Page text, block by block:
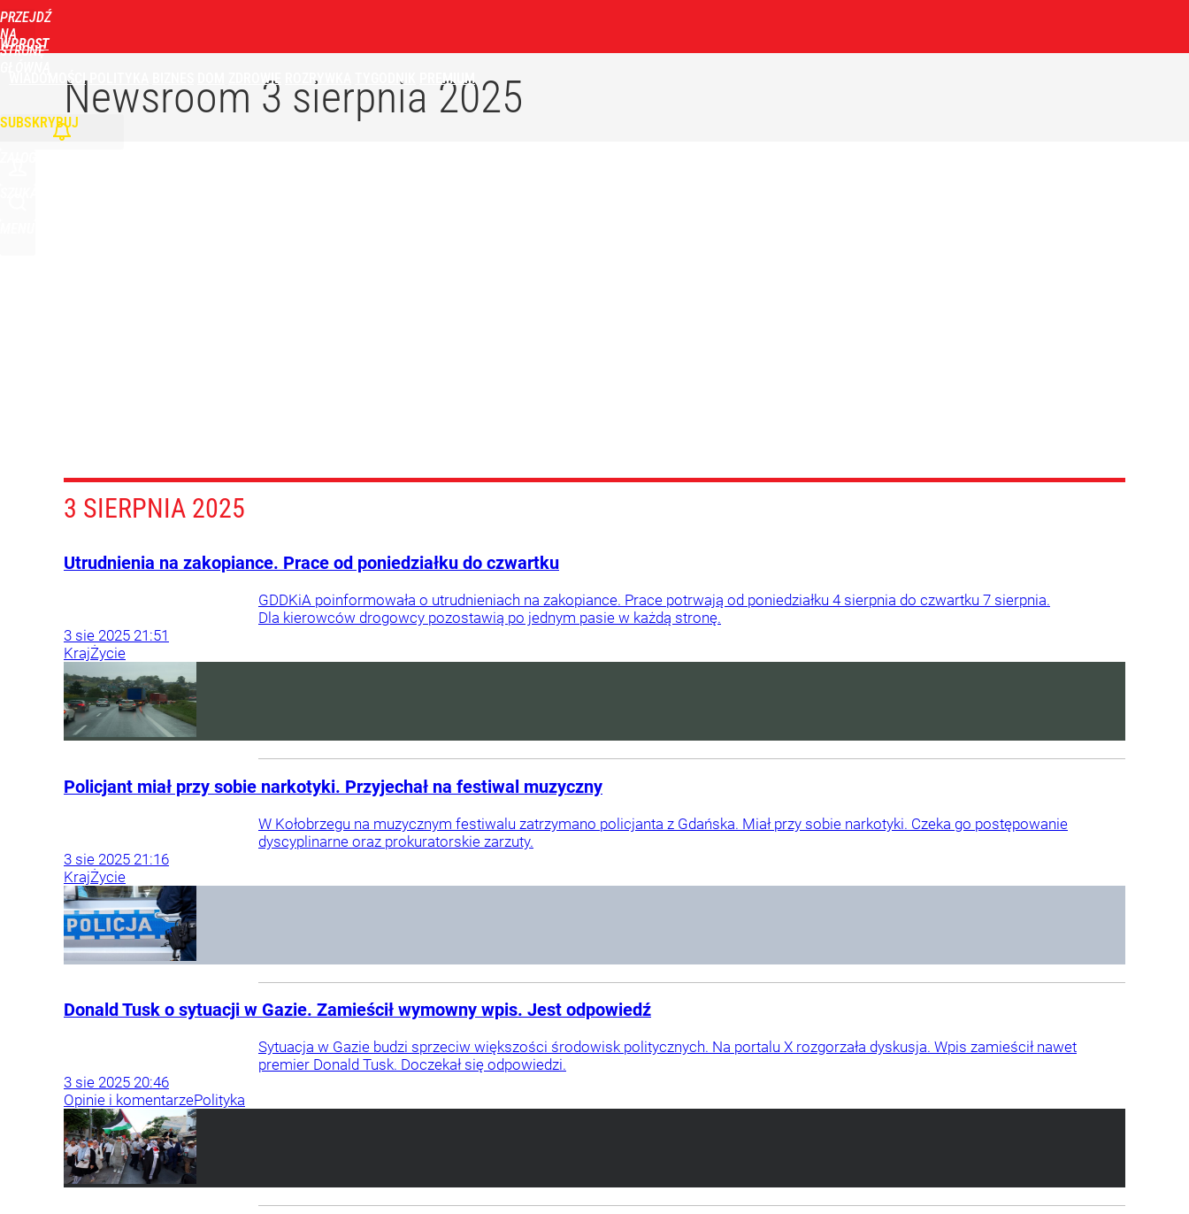
PRZEJDŹ
NA
STRONĘ
WPROST
WIADOMOŚCI ZDROWIE ROZRYWKA TYGODNIK PREMIUM
SUBSKRYBUJNewsroom 3 sierpnia 2025
3 SIERPNIA 2025
Utrudnienia na zakopiance. Prace od poniedziałku do czwartku
GDDKiA poinformowała o utrudnieniach na zakopiance. Prace potrwają od poniedziałku 4 sierpnia do czwartku 7 sierpnia.
Dla kierowców drogowcy pozostawią po jednym pasie w każdą stronę.
3 sie 2025 21:51
KrajŻycie
Policjant miał przy sobie narkotyki. Przyjechał na festiwal muzyczny
W Kołobrzegu na muzycznym festiwalu zatrzymano policjanta z Gdańska. Miał przy sobie narkotyki. Czeka go postępowanie
dyscyplinarne oraz prokuratorskie zarzuty.
3 sie 2025 21:16
KrajŻycie
Donald Tusk o sytuacji w Gazie. Zamieścił wymowny wpis. Jest odpowiedź
Sytuacja w Gazie budzi sprzeciw większości środowisk politycznych. Na portalu X rozgorzała dyskusja. Wpis zamieścił nawet
premier Donald Tusk. Doczekał się odpowiedzi.
3 sie 2025 20:46
Opinie i komentarzePolityka